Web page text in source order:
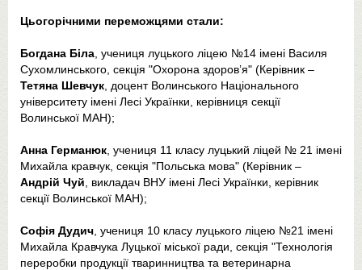
Цьогорічними переможцями стали:
Богдана Біла , учениця луцького ліцею №14 імені Василя
Сухомлинського, секція "Охорона здоров’я" (Керівник –
Тетяна Шевчук , доцент Волинського Національного
університету імені Лесі Українки, керівниця секції
Волинської МАН);
Анна Германюк , учениця 11 класу луцький ліцей № 21 імені
Михайла кравчук, секція "Польська мова" (Керівник –
Андрій Чуй , викладач ВНУ імені Лесі Українки, керівник
секції Волинської МАН);
Софія Дудич , учениця 10 класу луцького ліцею №21 імені
Михайла Кравчука Луцької міської ради, секція "Технологія
переробки продукції тваринництва та ветеринарна